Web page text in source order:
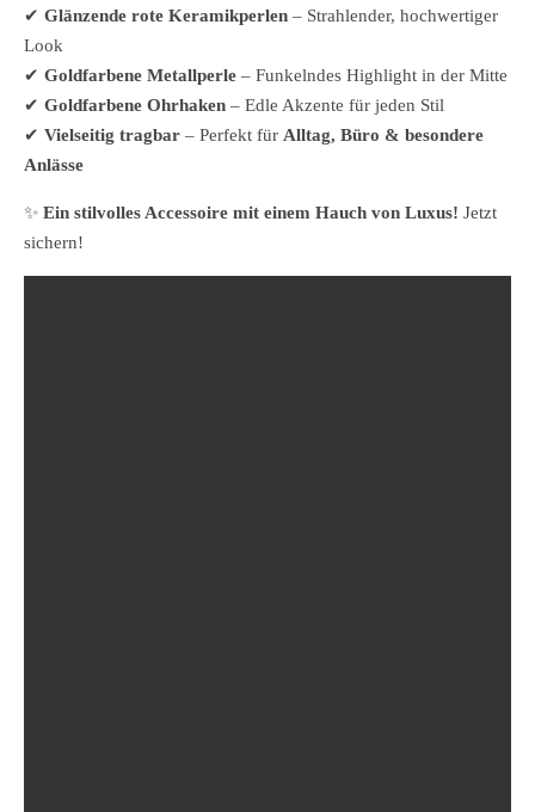
✔ Glänzende rote Keramikperlen – Strahlender, hochwertiger
Look
✔ Goldfarbene Metallperle – Funkelndes Highlight in der Mitte
✔ Goldfarbene Ohrhaken – Edle Akzente für jeden Stil
✔ Vielseitig tragbar – Perfekt für Alltag, Büro & besondere
Anlässe
✨ Ein stilvolles Accessoire mit einem Hauch von Luxus! Jetzt
sichern!